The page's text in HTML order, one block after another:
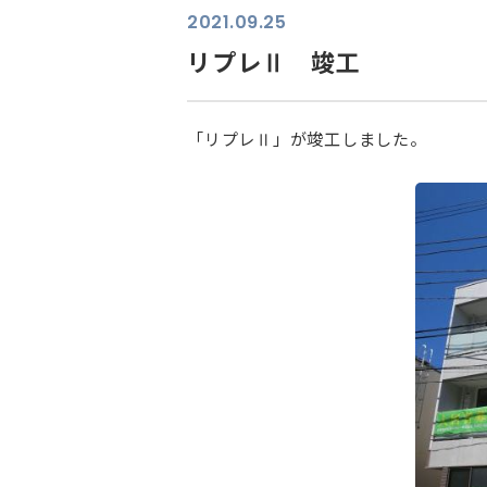
2021.09.25
リプレⅡ 竣工
「リプレⅡ」が竣工しました。